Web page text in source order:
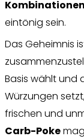
Kombinationen
eintönig sein.
Das Geheimnis
Basis wählt und
Würzungen
frischen und
Carb-Poke